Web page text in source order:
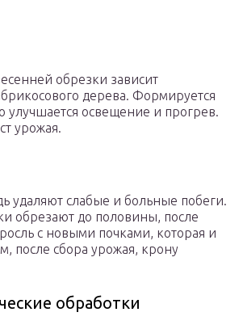
обрезки зависит
дерева. Формируется
улучшается освещение и прогрев.
урожая.
удаляют слабые и больные побеги.
обрезают до половины, после
с новыми почками, которая и
после сбора урожая, крону
обработки